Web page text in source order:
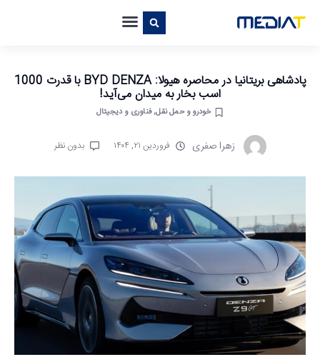
پادشاهی بریتانیا در محاصره هیولا: BYD DENZA با قدرت 1000
اسب بخار به میدان می‌آید!
خودرو و حمل نقل,فناوری و دیجیتال
زهرا صفری فروردین ۲۱, ۱۴۰۴ بدون نظر